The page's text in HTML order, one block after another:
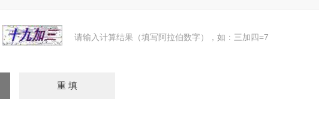
请输入计算结果（填写阿拉伯数字），如：三加四=7